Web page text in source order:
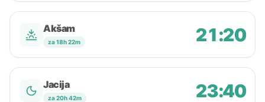
Akšam
za 18h 22m 21:20
Jacija
za 20h 42m 23:40